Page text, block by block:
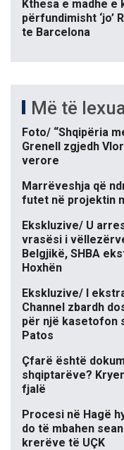
Kthesa e madhe
përfundimisht ‘jo’
te Barcelona
Më të
Foto/ “Shqipëria
Grenell zgjedh
verore
Marrëveshja që
futet në projektin
Ekskluzive/ U
vrasësi i
Belgjikë, SHBA
Hoxhën
Ekskluzive/ I
Channel zbardh
për një kasetofon
Patos
Çfarë është
shqiptarëve?
fjalë
Procesi në Hagë
do të mbahen
krerëve të UÇK